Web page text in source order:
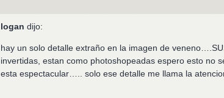
logan dijo:
hay un solo detalle extraño en la imagen de
invertidas, estan como photoshopeadas espero esto no
esta espectacular….. solo ese detalle me llama la